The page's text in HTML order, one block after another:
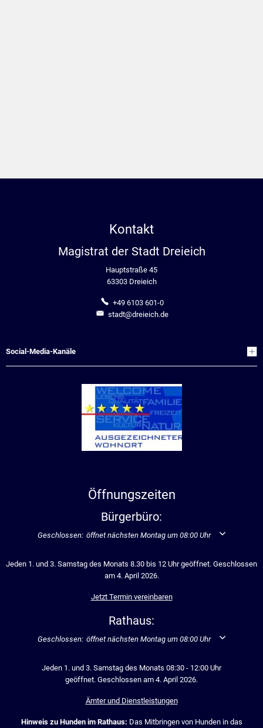
Kontakt
Magistrat der Stadt Dreieich
Hauptstraße 45
63303 Dreieich
+49 6103 601-0
stadt@dreieich.de
Social-Media-Kanäle
Öffnungszeiten
Bürgerbüro:
Klicken, um weitere Öffnungs- oder Schließzeiten auszublenden
Geschlossen: öffnet nächsten Montag um 08:00 Uhr
Jeden 1. und 3. Samstag des Monats 8.30 bis 12 Uhr geöffnet. Geschlossen
am 4. April 2026.
Jetzt Termin vereinbaren
Rathaus:
Klicken, um weitere Öffnungs- oder Schließzeiten auszublenden
Geschlossen: öffnet nächsten Montag um 08:00 Uhr
Jeden 1. und 3. Samstag des Monats 08:30 - 12:00 Uhr
geöffnet. Geschlossen am 4. April 2026.
Ämter und Dienstleistungen
Hinweis zu Hunden im Rathaus: Das Mitbringen von Hunden in das